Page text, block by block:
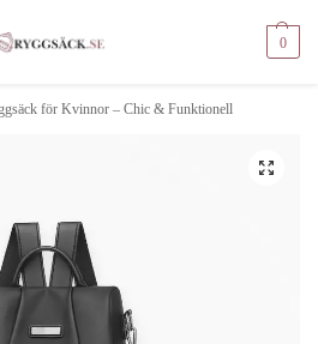
0
för Kvinnor – Chic & Funktionell